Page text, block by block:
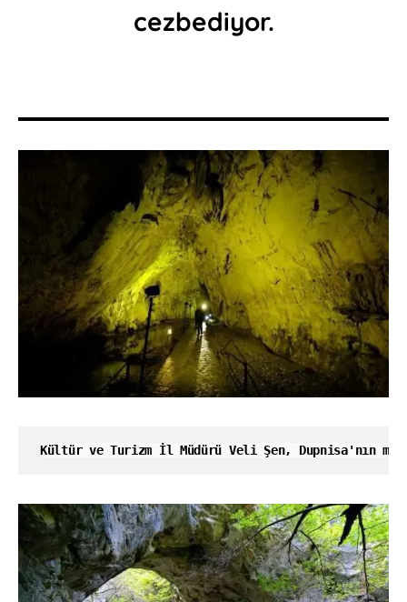
cezbediyor.
Kültür ve Turizm İl Müdürü Veli Şen, Dupnisa'nın